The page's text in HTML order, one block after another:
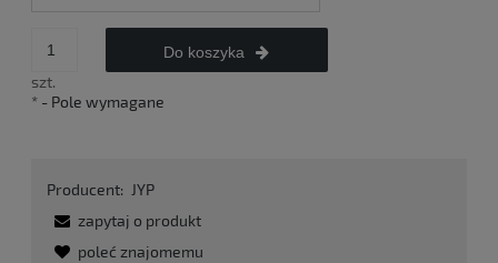
szt.
Do koszyka
* - Pole wymagane
Producent: JYP
zapytaj o produkt
poleć znajomemu